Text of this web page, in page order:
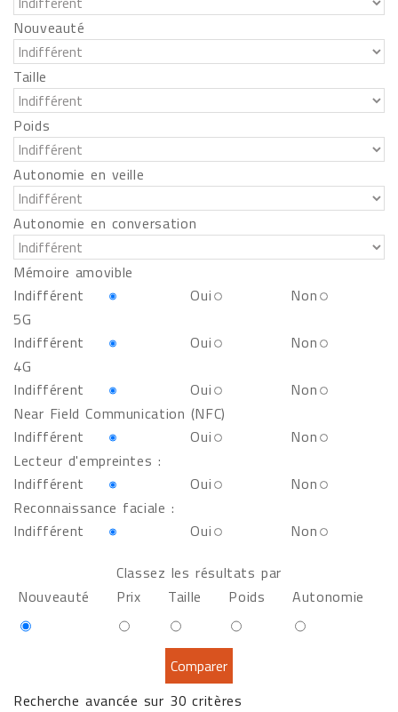
Nouveauté
Taille
Poids
Autonomie en veille
Autonomie en conversation
Mémoire amovible
Indifférent
Oui
Non
5G
Indifférent
Oui
Non
4G
Indifférent
Oui
Non
Near Field Communication (NFC)
Indifférent
Oui
Non
Lecteur d'empreintes :
Indifférent
Oui
Non
Reconnaissance faciale :
Indifférent
Oui
Non
Classez les résultats par
Nouveauté
Prix Taille Poids Autonomie
Recherche avancée sur 30 critères